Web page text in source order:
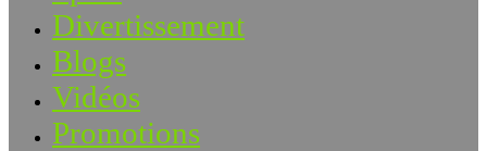
Divertissement
Blogs
Vidéos
Promotions